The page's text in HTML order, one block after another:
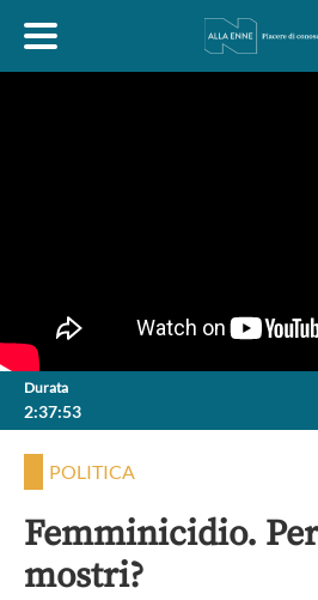
LETTERATURA
POLITICA
Durata
2:37:53
POLITICA
Femminicidio.
mostri?